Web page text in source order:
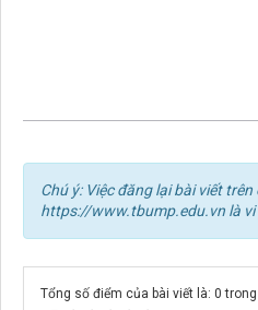
Chú ý: Việc đăng lại bài viết
https://www.tbump.edu.vn là vi
Tổng số điểm của bài viết là: 0